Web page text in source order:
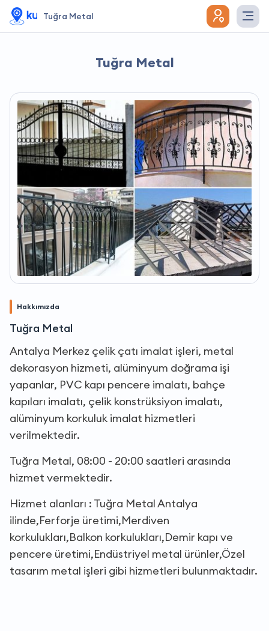
Tuğra Metal
Tuğra Metal
Hakkımızda
Tuğra Metal
Antalya Merkez çelik çatı imalat işleri, metal
dekorasyon hizmeti, alüminyum doğrama işi
yapanlar, PVC kapı pencere imalatı, bahçe
kapıları imalatı, çelik konstrüksiyon imalatı,
alüminyum korkuluk imalat hizmetleri
verilmektedir.
Tuğra Metal, 08:00 - 20:00 saatleri arasında
hizmet vermektedir.
Hizmet alanları : Tuğra Metal Antalya
ilinde,Ferforje üretimi,Merdiven
korkulukları,Balkon korkulukları,Demir kapı ve
pencere üretimi,Endüstriyel metal ürünler,Özel
tasarım metal işleri gibi hizmetleri bulunmaktadır.